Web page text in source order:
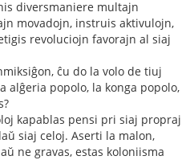
diversmaniere multajn
movadojn, instruis aktivulojn,
revoluciojn favorajn al siaj
ĉu do la volo de tiuj
alĝeria popolo, la konga popolo,
kapablas pensi pri siaj propraj
siaj celoj. Aserti la malon,
ne gravas, estas koloniisma